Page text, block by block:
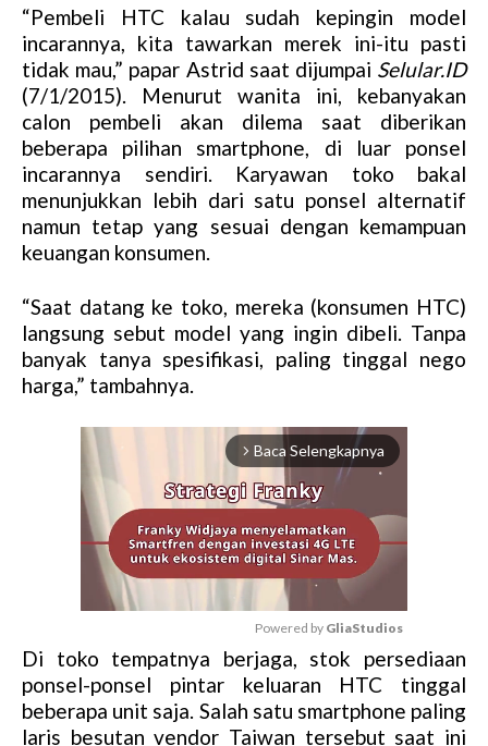
“Pembeli HTC kalau sudah kepingin model
incarannya, kita tawarkan merek ini-itu pasti
tidak mau,” papar Astrid saat dijumpai Selular.ID
(7/1/2015). Menurut wanita ini, kebanyakan
calon pembeli akan dilema saat diberikan
beberapa pilihan smartphone, di luar ponsel
incarannya sendiri. Karyawan toko bakal
menunjukkan lebih dari satu ponsel alternatif
namun tetap yang sesuai dengan kemampuan
keuangan konsumen.
“Saat datang ke toko, mereka (konsumen HTC)
langsung sebut model yang ingin dibeli. Tanpa
banyak tanya spesifikasi, paling tinggal nego
harga,” tambahnya.
arrow_forward_ios Baca Selengkapnya
M
t
e
Powered by GliaStudios
Di toko tempatnya berjaga, stok persediaan
ponsel-ponsel pintar keluaran HTC tinggal
beberapa unit saja. Salah satu smartphone paling
laris besutan vendor Taiwan tersebut saat ini